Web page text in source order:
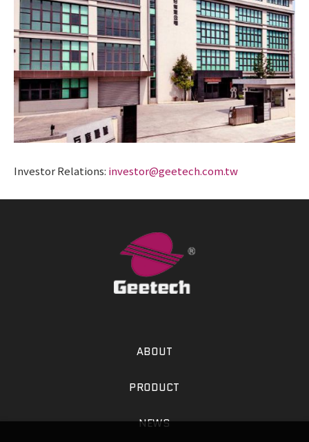
Investor Relations: investor@geetech.com.tw
ABOUT
PRODUCT
NEWS